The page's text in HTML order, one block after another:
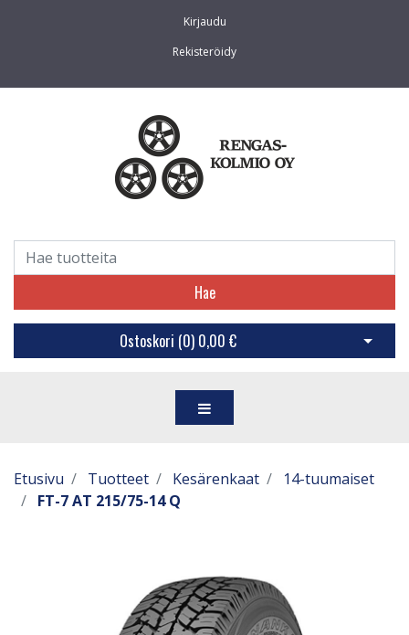
Kirjaudu
Rekisteröidy
Hae
Ostoskori (0) 0,00 € Avaa
Etusivu Tuotteet Kesärenkaat
14-tuumaiset
FT-7 AT 215/75-14 Q